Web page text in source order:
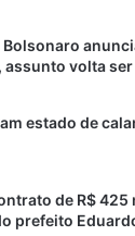
assunto volta
estado de
de R$ 425
prefeito